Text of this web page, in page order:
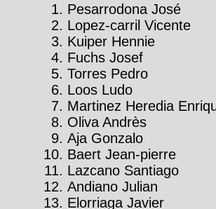
Pesarrodona José
Lopez-carril Vicente
Kuiper Hennie
Fuchs Josef
Torres Pedro
Loos Ludo
Martinez Heredia
Oliva Andrès
Aja Gonzalo
Baert Jean-pierre
Lazcano Santiago
Andiano Julian
Elorriaga Javier